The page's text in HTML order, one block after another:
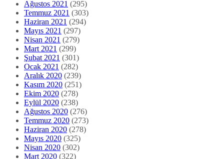
Ağustos 2021 (295)
Temmuz 2021 (303)
Haziran 2021 (294)
Mayıs 2021 (297)
Nisan 2021 (279)
Mart 2021 (299)
Şubat 2021 (301)
Ocak 2021 (282)
Aralık 2020 (239)
Kasım 2020 (251)
Ekim 2020 (278)
Eylül 2020 (238)
Ağustos 2020 (276)
Temmuz 2020 (273)
Haziran 2020 (278)
Mayıs 2020 (325)
Nisan 2020 (302)
Mart 2020 (322)